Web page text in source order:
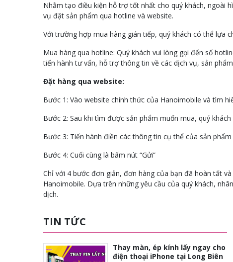
Nhằm tạo điều kiện hỗ trợ tốt nhất cho quý khách, ngoài
vụ đặt sản phẩm qua hotline và website.
Với trường hợp mua hàng gián tiếp, quý khách có thể lựa
Mua hàng qua hotline: Quý khách vui lòng gọi đến số
tiến hành tư vấn, hỗ trợ thông tin về các dịch vụ, sản
Đặt hàng qua website:
Bước 1: Vào website chính thức của Hanoimobile và tìm
Bước 2: Sau khi tìm được sản phẩm muốn mua, quý
Bước 3: Tiến hành điền các thông tin cụ thể của sản
Bước 4: Cuối cùng là bấm nút “Gửi”
Chỉ với 4 bước đơn giản, đơn hàng của bạn đã hoàn tất
Hanoimobile. Dựa trên những yêu cầu của quý khách,
dịch.
TIN TỨC
Thay màn, ép kính lấy ngay cho
điện thoại iPhone tại Long Biên